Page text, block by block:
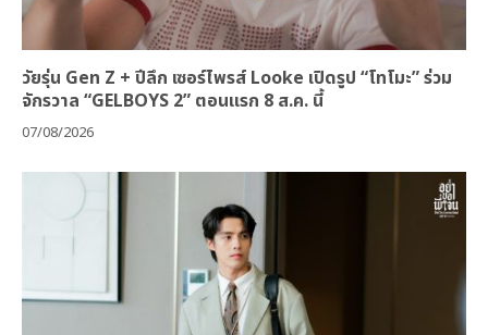
วัยรุ่น Gen Z + ปีลึก เซอร์ไพรส์ Looke เปิดรูป “โทโมะ” ร่วม
จักรวาล “GELBOYS 2” ตอนแรก 8 ส.ค. นี้
07/08/2026